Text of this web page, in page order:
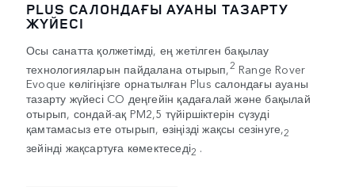
PLUS САЛОНДАҒЫ АУАНЫ ТАЗАРТУ
ЖҮЙЕСІ
Осы санатта қолжетімді, ең жетілген бақылау
технологияларын пайдалана отырып,2 Range Rover
Evoque көлігіңізге орнатылған Plus салондағы ауаны
тазарту жүйесі CO деңгейін қадағалай және бақылай
отырып, сондай-ақ PM2,5 түйіршіктерін сүзуді
қамтамасыз ете отырып, өзіңізді жақсы сезінуге,2
зейінді жақсартуға көмектеседі2 .